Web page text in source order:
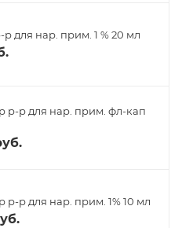
для нар. прим. 1 % 20 мл
р-р для нар. прим. фл-кап
р-р для нар. прим. 1% 10 мл